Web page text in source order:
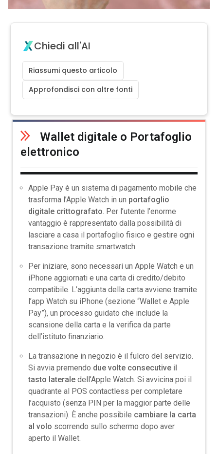
Chiedi all'AI
Riassumi questo articolo
Approfondisci con altre fonti
Wallet digitale o Portafoglio
elettronico
Apple Pay è un sistema di pagamento mobile che
trasforma l’Apple Watch in un portafoglio
digitale crittografato . Per l’utente l’enorme
vantaggio è rappresentato dalla possibilità di
lasciare a casa il portafoglio fisico e gestire ogni
transazione tramite smartwatch.
Per iniziare, sono necessari un Apple Watch e un
iPhone aggiornati e una carta di credito/debito
compatibile. L’aggiunta della carta avviene tramite
l’app Watch su iPhone (sezione “Wallet e Apple
Pay”), un processo guidato che include la
scansione della carta e la verifica da parte
dell’istituto finanziario.
La transazione in negozio è il fulcro del servizio.
Si avvia premendo due volte consecutive il
tasto laterale dell’Apple Watch. Si avvicina poi il
quadrante al POS contactless per completare
l’acquisto (senza PIN per la maggior parte delle
transazioni). È anche possibile cambiare la carta
al volo scorrendo sullo schermo dopo aver
aperto il Wallet.